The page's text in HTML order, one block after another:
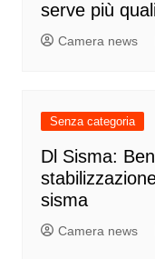
serve più
Camera news
Senza categoria
Dl Sisma:
sisma
Camera news